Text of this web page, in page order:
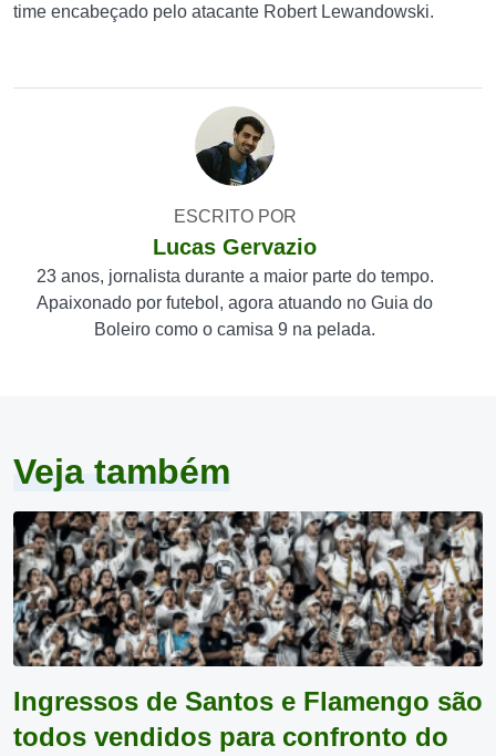
time encabeçado pelo atacante Robert Lewandowski.
ESCRITO POR
Lucas Gervazio
23 anos, jornalista durante a maior parte do tempo.
Apaixonado por futebol, agora atuando no Guia do
Boleiro como o camisa 9 na pelada.
Veja também
Ingressos de Santos e Flamengo são
todos vendidos para confronto do